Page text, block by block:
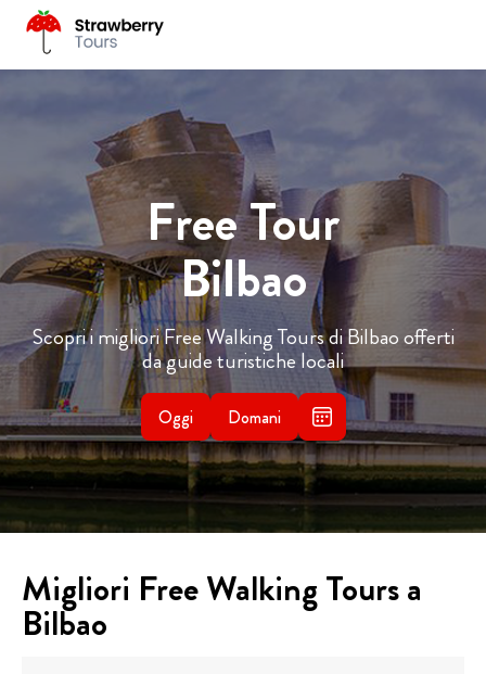
Free Tour
Bilbao
Scopri i migliori Free Walking Tours di Bilbao offerti
da guide turistiche locali
Oggi Domani
Migliori Free Walking Tours a
Bilbao